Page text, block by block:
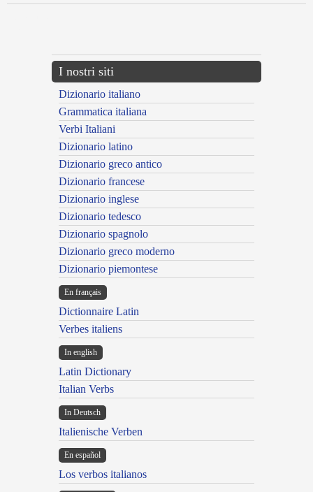
I nostri siti
Dizionario italiano
Grammatica italiana
Verbi Italiani
Dizionario latino
Dizionario greco antico
Dizionario francese
Dizionario inglese
Dizionario tedesco
Dizionario spagnolo
Dizionario greco moderno
Dizionario piemontese
En français
Dictionnaire Latin
Verbes italiens
In english
Latin Dictionary
Italian Verbs
In Deutsch
Italienische Verben
En español
Los verbos italianos